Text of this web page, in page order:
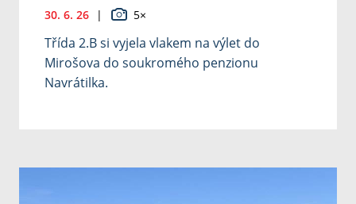
30. 6. 26 | 5×
Třída 2.B si vyjela vlakem na výlet do
Mirošova do soukromého penzionu
Navrátilka.